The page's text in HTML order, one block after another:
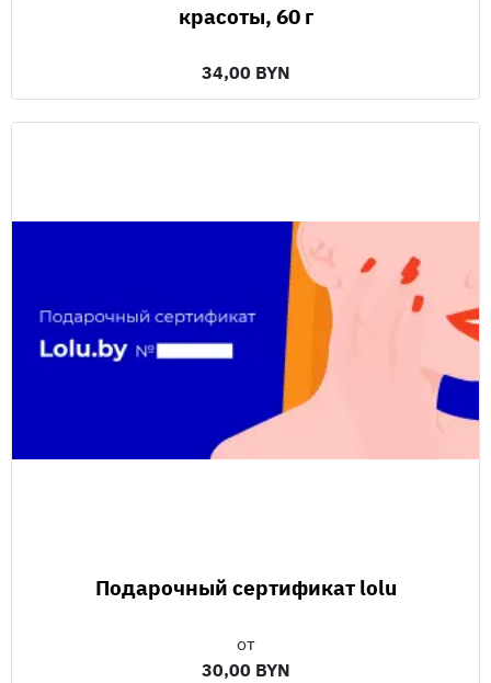
красоты, 60 г
34,00 BYN
Подарочный сертификат lolu
от
30,00 BYN